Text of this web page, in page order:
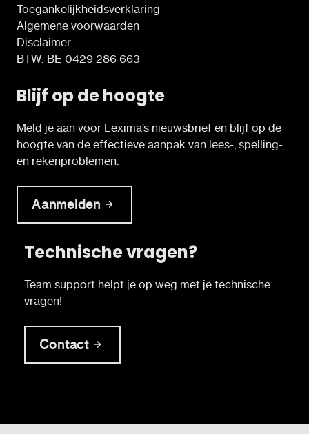
Toegankelijkheidsverklaring
Algemene voorwaarden
Disclaimer
BTW: BE 0429 286 663
Blijf op de hoogte
Meld je aan voor Lexima’s nieuwsbrief en blijf op de
hoogte van de effectieve aanpak van lees-, spelling-
en rekenproblemen.
Aanmelden
Technische vragen?
Team support helpt je op weg met je technische
vragen!
Contact